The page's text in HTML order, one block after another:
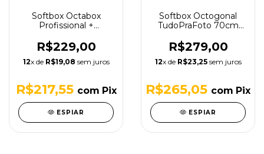
Softbox Octabox
Profissional +
Tripé
R$229,00
12x de R$19,08 sem juros
R$217,55 com Pix
ESPIAR
Softbox Octogonal
TudoPraFoto 70cm
Iluminação 1,9m e
Lâmpada 135W - 220V
R$279,00
12x de R$23,25sem juros
R$265,05 com Pix
ESPIAR